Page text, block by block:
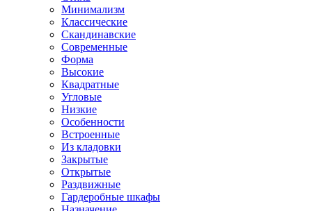
Минимализм
Классические
Скандинавские
Современные
Форма
Высокие
Квадратные
Угловые
Низкие
Особенности
Встроенные
Из кладовки
Закрытые
Открытые
Раздвижные
Гардеробные шкафы